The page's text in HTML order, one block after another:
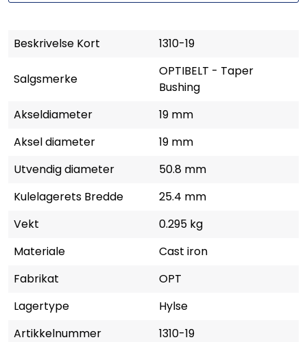
Beskrivelse Kort 1310-19
Salgsmerke
OPTIBELT - Taper
Bushing
Akseldiameter
19 mm
Aksel diameter
19 mm
Utvendig diameter
50.8 mm
Kulelagerets Bredde
25.4 mm
Vekt
0.295 kg
Materiale
Cast iron
Fabrikat
OPT
Lagertype
Hylse
Artikkelnummer
1310-19